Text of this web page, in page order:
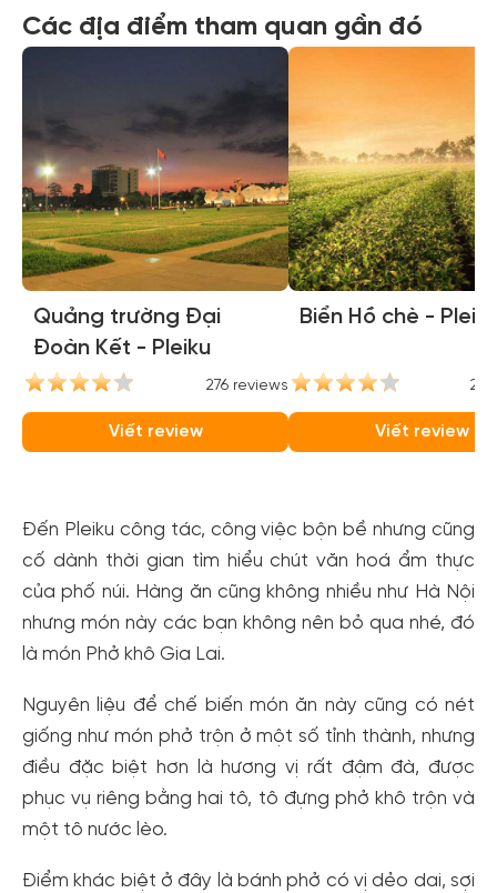
Các địa điểm tham quan gần đó
Quảng trường Đại
Đoàn Kết - Pleiku
276 reviews
Viết review
Biển Hồ chè -
Viết review
Đến Pleiku công tác, công việc bộn bề nhưng cũng
cố dành thời gian tìm hiểu chút văn hoá ẩm thực
của phố núi. Hàng ăn cũng không nhiều như Hà Nội
nhưng món này các bạn không nên bỏ qua nhé, đó
là món Phở khô Gia Lai.
Nguyên liệu để chế biến món ăn này cũng có nét
giống như món phở trộn ở một số tỉnh thành, nhưng
điều đặc biệt hơn là hương vị rất đậm đà, được
phục vụ riêng bằng hai tô, tô đựng phở khô trộn và
một tô nước lèo.
Điểm khác biệt ở đây là bánh phở có vị dẻo dai, sợi